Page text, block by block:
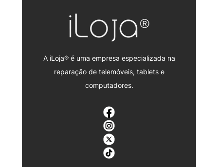
A iLoja® é uma empresa especializada na
reparação de telemóveis, tablets e
computadores.